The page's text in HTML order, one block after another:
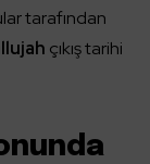
tarafından
çıkış tarihi